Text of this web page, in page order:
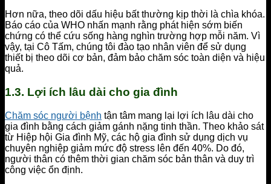
Hơn nữa, theo dõi dấu hiệu bất thường kịp thời là chìa khóa.
Báo cáo của WHO nhấn mạnh rằng phát hiện sớm biến
chứng có thể cứu sống hàng nghìn trường hợp mỗi năm. Vì
vậy, tại Cô Tấm, chúng tôi đào tạo nhân viên để sử dụng
thiết bị theo dõi cơ bản, đảm bảo chăm sóc toàn diện và hiệu
quả.
1.3. Lợi ích lâu dài cho gia đình
Chăm sóc người bệnh tận tâm mang lại lợi ích lâu dài cho
gia đình bằng cách giảm gánh nặng tinh thần. Theo khảo sát
từ Hiệp hội Gia đình Mỹ, các hộ gia đình sử dụng dịch vụ
chuyên nghiệp giảm mức độ stress lên đến 40%. Do đó,
người thân có thêm thời gian chăm sóc bản thân và duy trì
công việc ổn định.